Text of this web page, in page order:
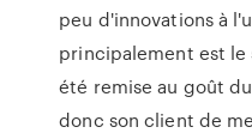
peu d'innovations à
principalement est le
été remise au goût
donc son client de